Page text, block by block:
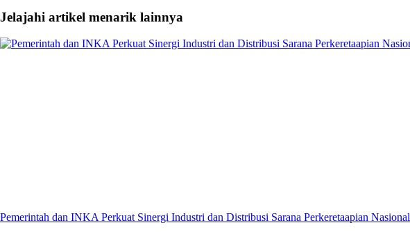
Jelajahi artikel menarik lainnya
Pemerintah dan INKA Perkuat Sinergi Industri dan Distribusi Sarana Perkeretaapian Nasional